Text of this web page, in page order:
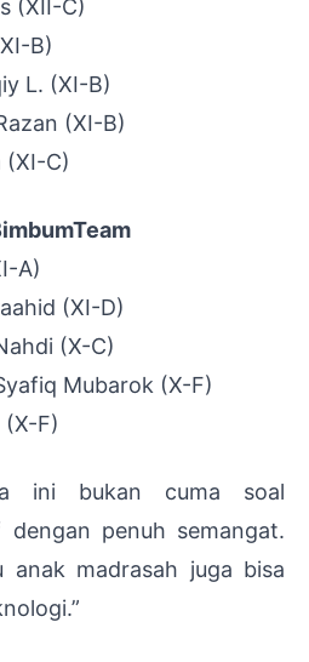
(XII-C)
B)
L. (XI-B)
(XI-B)
(XI-C)
A)
(XI-D)
(X-C)
Mubarok (X-F)
(X-F)
ini bukan cuma soal
dengan penuh semangat.
anak madrasah juga bisa